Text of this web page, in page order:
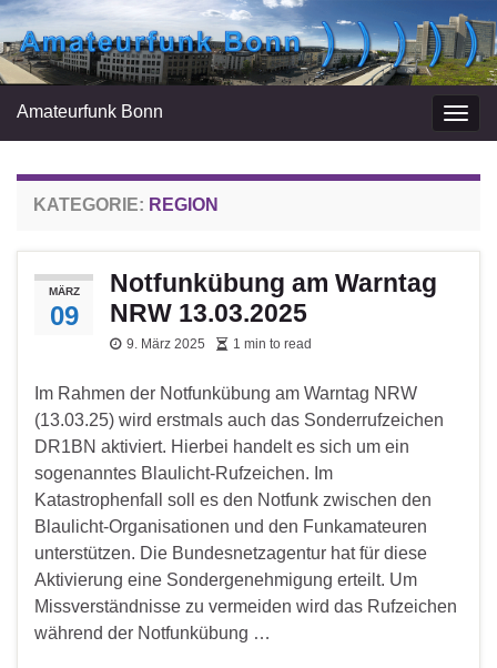
Amateurfunk Bonn
KATEGORIE: REGION
MÄRZ
09
Notfunkübung am Warntag
NRW 13.03.2025
9. März 2025 1 min to read
Im Rahmen der Notfunkübung am Warntag NRW
(13.03.25) wird erstmals auch das Sonderrufzeichen
DR1BN aktiviert. Hierbei handelt es sich um ein
sogenanntes Blaulicht-Rufzeichen. Im
Katastrophenfall soll es den Notfunk zwischen den
Blaulicht-Organisationen und den Funkamateuren
unterstützen. Die Bundesnetzagentur hat für diese
Aktivierung eine Sondergenehmigung erteilt. Um
Missverständnisse zu vermeiden wird das Rufzeichen
während der Notfunkübung …